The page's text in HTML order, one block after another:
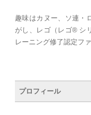
趣味はカヌー、ソ連・
がし、レゴ（レゴ® シ
レーニング修了認定フ
プロフィール